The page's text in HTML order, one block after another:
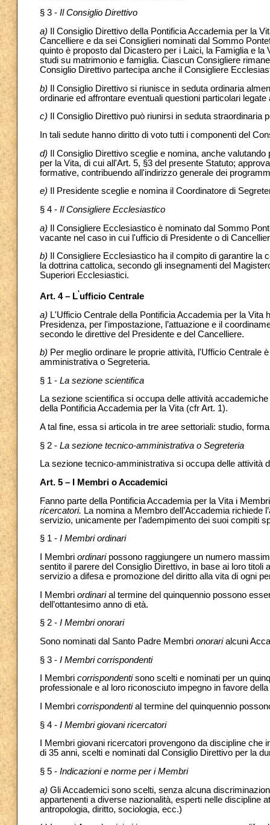
§ 3 - Il Consiglio Direttivo
a) Il Consiglio Direttivo della Pontificia Accademia per la
Cancelliere e da sei Consiglieri nominati dal Sommo
quinto è proposto dal Dicastero per i Laici, la Famiglia e
studi su matrimonio e famiglia. Ciascun Consigliere
Consiglio Direttivo partecipa anche il Consigliere
b) Il Consiglio Direttivo si riunisce in seduta ordinaria
ordinarie ed affrontare eventuali questioni particolari
c) Il Consiglio Direttivo può riunirsi in seduta straordinaria
In tali sedute hanno diritto di voto tutti i componenti del
d) Il Consiglio Direttivo sceglie e nomina, anche
per la Vita, di cui all'Art. 5, §3 del presente Statuto;
formative, contribuendo all'indirizzo generale dei
e) Il Presidente sceglie e nomina il Coordinatore di
§ 4 - Il Consigliere Ecclesiastico
a) Il Consigliere Ecclesiastico è nominato dal Sommo
vacante nel caso in cui l'ufficio di Presidente o di
b) Il Consigliere Ecclesiastico ha il compito di garantire la
la dottrina cattolica, secondo gli insegnamenti del
Superiori Ecclesiastici.
Art. 4 – L'ufficio Centrale
a) L'Ufficio Centrale della Pontificia Accademia per la
Presidenza, per l'impostazione, l’attuazione e il
secondo le direttive del Presidente e del Cancelliere.
b) Per meglio ordinare le proprie attività, l'Ufficio Centrale
amministrativa o Segreteria.
§ 1 - La sezione scientifica
La sezione scientifica si occupa delle attività
della Pontificia Accademia per la Vita (cfr Art. 1).
A tal fine, essa si articola in tre aree settoriali: studio,
§ 2 - La sezione tecnico-amministrativa o Segreteria
La sezione tecnico-amministrativa si occupa delle attività
Art. 5 – I Membri o Accademici
Fanno parte della Pontificia Accademia per la Vita i
ricercatori. La nomina a Membro dell’Accademia richiede
servizio, unicamente per l’adempimento dei suoi compiti
§ 1 - I Membri ordinari
I Membri ordinari possono raggiungere un numero
sentito il parere del Consiglio Direttivo, in base ai loro
servizio a difesa e promozione del diritto alla vita di ogni
I Membri ordinarial termine del quinquennio possono
dell’ottantesimo anno di età.
§ 2 - I Membri onorari
Sono nominati dal Santo Padre Membri onorarialcuni
§ 3 - I Membri corrispondenti
I Membri corrispondentisono scelti e nominati per un
professionale e al loro riconosciuto impegno in favore
I Membri corrispondential termine del quinquennio
§ 4 - I Membri giovani ricercatori
I Membri giovani ricercatori provengono da discipline che
di 35 anni, scelti e nominati dal Consiglio Direttivo per la
§ 5 - Indicazioni e norme per i Membri
a) Gli Accademici sono scelti, senza alcuna
appartenenti a diverse nazionalità, esperti nelle discipline
antropologia, diritto, sociologia, ecc.)